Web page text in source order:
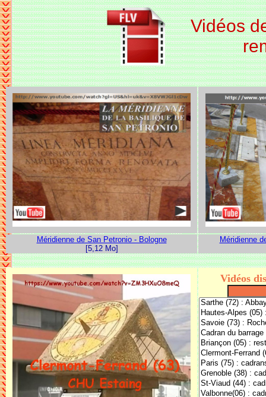
Vidéos
Méridienne de San Petronio - Bologne
[5,12 Mo]
Méridienne
Vidéos